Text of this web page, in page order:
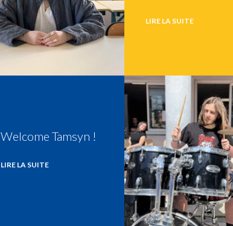
Welcome Tamsyn !
LIRE LA SUITE
LIRE LA SUITE